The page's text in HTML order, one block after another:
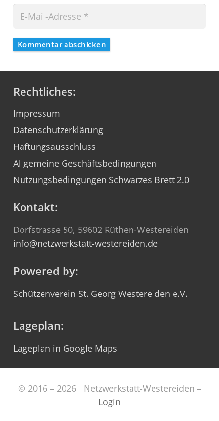
Kommentar abschicken
Rechtliches:
Impressum
Datenschutzerklärung
Haftungsausschluss
Allgemeine Geschäftsbedingungen
Nutzungsbedingungen Schwarzes Brett 2.0
Kontakt:
Dorfstrasse 50, 59602 Rüthen-Westereiden
info@netzwerkstatt-westereiden.de
Powered by:
Schützenverein St. Georg Westereiden e.V.
Lageplan:
Lageplan in Google Maps
© 2016 – 2026 Netzwerkstatt-Westereiden –
Login